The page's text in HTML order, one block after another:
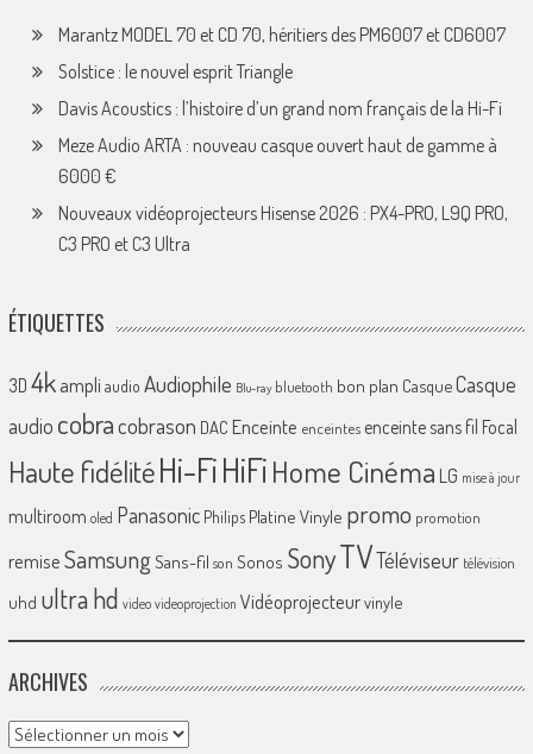
Marantz MODEL 70 et CD 70, héritiers des PM6007 et CD6007
Solstice : le nouvel esprit Triangle
Davis Acoustics : l’histoire d’un grand nom français de la Hi-Fi
Meze Audio ARTA : nouveau casque ouvert haut de gamme à
6000 €
Nouveaux vidéoprojecteurs Hisense 2026 : PX4-PRO, L9Q PRO,
C3 PRO et C3 Ultra
ÉTIQUETTES
3D 4k ampliaudio Audiophile Blu-ray bluetooth bon plan CasqueCasque
audio cobracobrason DAC Enceinte enceintes enceinte sans fil Focal
Haute fidélitéHi-FiHiFiHome Cinéma LG mise à jour
multiroom oled Panasonic Philips Platine Vinyle promo promotion
remiseSamsungSans-fil son Sonos SonyTVTéléviseur télévision
uhd ultra hd video videoprojection Vidéoprojecteurvinyle
ARCHIVES
Archives